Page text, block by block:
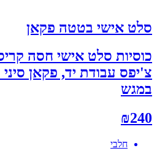
סלט אישי בטטה פקאן
כוסיות סלט אישי חסה
במגש
₪240
חלבי